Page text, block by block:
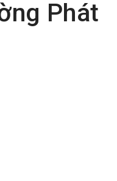
Phát